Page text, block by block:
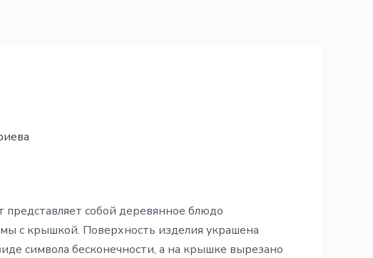
собой деревянное блюдо
с крышкой. Поверхность изделия украшена
символа бесконечности, а на крышке вырезано